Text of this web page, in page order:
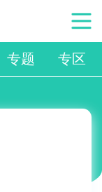
专题 专区